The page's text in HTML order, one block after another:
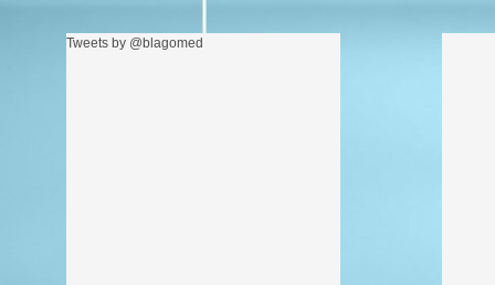
Tweets by @blagomed